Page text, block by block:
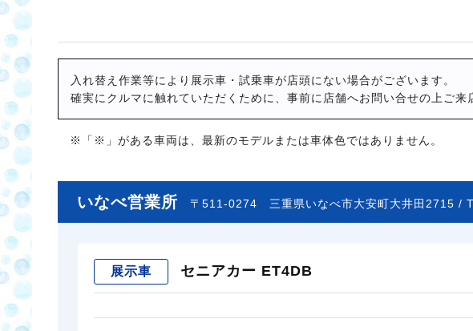
入れ替え作業等により展示車・試乗車が店頭にない場合がございます。
確実にクルマに触れていただくために、事前に店舗へお問い合せの上ご来
※「※」がある車両は、最新のモデルまたは車体色ではありません。
いなべ営業所 〒511-0274 三重県いなべ市大安町大井田2715 /
展示車 セニアカー ET4DB